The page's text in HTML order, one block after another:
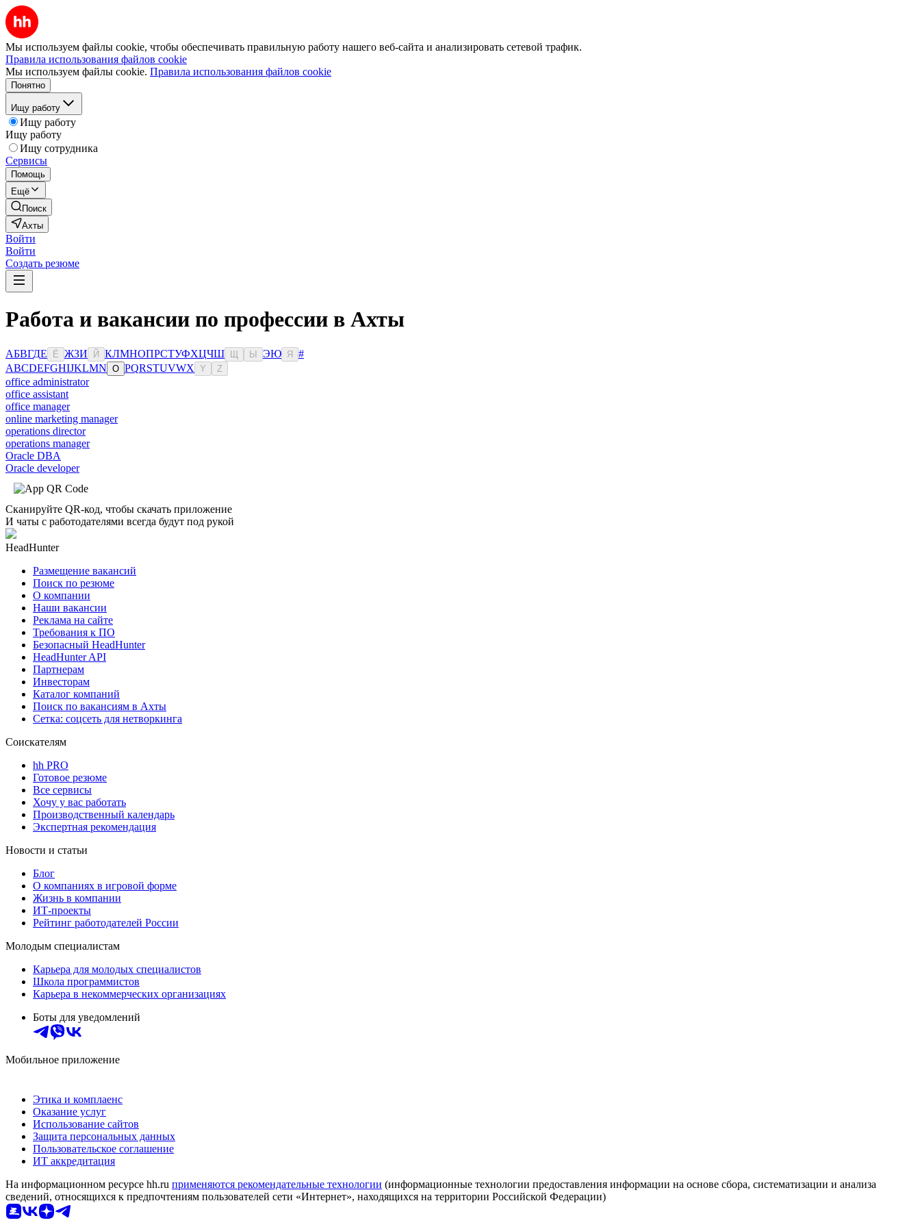
Мы используем файлы cookie, чтобы обеспечивать правильную работу нашего веб-сайта и анализировать сетевой трафик.
Правила использования файлов cookie
Мы используем файлы cookie. Правила использования файлов cookie
Понятно
Ищу работу
Ищу работу
Ищу работу
Ищу сотрудника
Сервисы
Помощь
Ещё
Поиск
Ахты
Войти
Войти
Создать резюме
Работа и вакансии по профессии в Ахты
АБВГДЕ Ё ЖЗИ Й КЛМНОПРСТУФХЦЧШ Ы ЭЮ Я
#
ABCDEFGHIJKLMN O PQRSTUVWX Y Z
office administrator
office assistant
office manager
online marketing manager
operations director
operations manager
Oracle DBA
Oracle developer
Сканируйте QR-код, чтобы скачать приложение
И чаты с работодателями всегда будут под рукой
HeadHunter
Размещение вакансий
Поиск по резюме
О компании
Наши вакансии
Реклама на сайте
Требования к ПО
Безопасный HeadHunter
HeadHunter API
Партнерам
Инвесторам
Каталог компаний
Поиск по вакансиям в Ахты
Сетка: соцсеть для нетворкинга
Соискателям
hh PRO
Готовое резюме
Все сервисы
Хочу у вас работать
Производственный календарь
Экспертная рекомендация
Новости и статьи
Блог
О компаниях в игровой форме
Жизнь в компании
ИТ-проекты
Рейтинг работодателей России
Молодым специалистам
Карьера для молодых специалистов
Школа программистов
Карьера в некоммерческих организациях
Боты для уведомлений
Мобильное приложение
Этика и комплаенс
Оказание услуг
Использование сайтов
Защита персональных данных
Пользовательское соглашение
ИТ аккредитация
На информационном ресурсе hh.ru применяются рекомендательные технологии (информационные технологии предоставления информации на основе сбора, систематизации и анализа
сведений, относящихся к предпочтениям пользователей сети «Интернет», находящихся на территории Российской Федерации)